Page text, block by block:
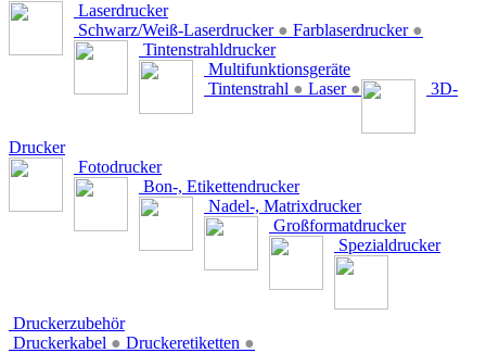
Laserdrucker
Schwarz/Weiß-Laserdrucker ● Farblaserdrucker ●
Tintenstrahldrucker
Multifunktionsgeräte
Tintenstrahl ● Laser ● 3D-
Drucker
Fotodrucker
Bon-, Etikettendrucker
Nadel-, Matrixdrucker
Großformatdrucker
Spezialdrucker
Druckerzubehör
Druckerkabel ● Druckeretiketten ●